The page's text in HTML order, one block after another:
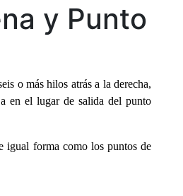
y Punto
o más hilos atrás a la derecha,
en el lugar de salida del punto
igual forma como los puntos de